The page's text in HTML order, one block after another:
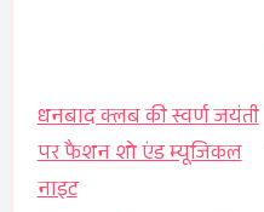
धनबाद क्लब की स्वर्ण जयंती
पर फैशन शो एंड म्यूजिकल
नाइट